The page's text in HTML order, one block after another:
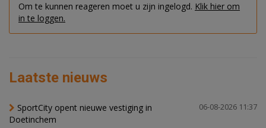
Om te kunnen reageren moet u zijn ingelogd. Klik hier om
in te loggen.
Laatste nieuws
06-08-2026 11:37
SportCity opent nieuwe vestiging in
Doetinchem